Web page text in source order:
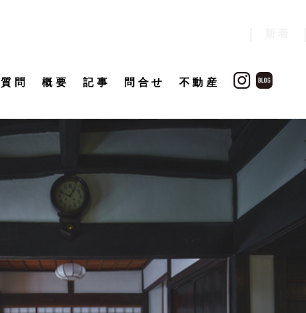
質問 概要 記事 問合せ 不動産